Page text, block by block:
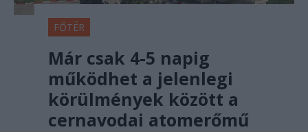
FŐTÉR
Már csak 4-5 napig
működhet a jelenlegi
körülmények között a
cernavodai atomerőmű